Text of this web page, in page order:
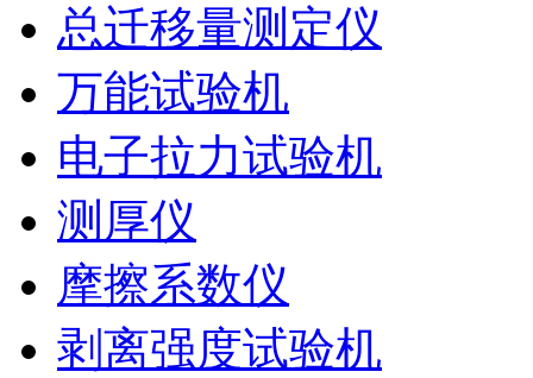
总迁移量测定仪
万能试验机
电子拉力试验机
测厚仪
摩擦系数仪
剥离强度试验机